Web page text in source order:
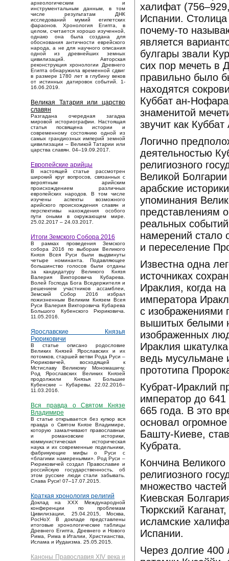
археологическим и
инструментальным данным, в том
числе результатам ДНК
исследований мумий египетских
фараонов. Хронология Египта, в
целом, считается хорошо изученной,
однако она была создана для
обоснования античности еврейского
народа, а не для научного описания
одной из древнейших земных
цивилизаций. Авторская
реконструкция хронологии Древнего
Египта обнаружила временной сдвиг
в размере 1780 лет в глубину веков
от истинных датировок событий. 1-
16.06.2019.
Великая Татария или царство
славян
Разгадана очередная загадка
мировой историографии. Настоящая
статья посвящена истории и
современному состоянию одной из
самых грандиозных империй земной
цивилизации – Великой Татарии или
царства славян. 04–19.09.2017.
Европейские арийцы
В настоящей статье рассмотрен
широкий круг вопросов, связанных с
вероятным арийским
происхождением различных
европейских народов. В том числе
изучены аспекты возможного
арийского происхождения славян и
перспективы нахождения особого
пути оными в окружающем мире.
25.02.2017 – 24.03.2017.
Итоги Земского Собора 2016
В рамках проведения Земского
собора 2016 по выборам Великого
Князя Всея Руси были выдвинуты
четыре номинанта. Подавляющее
большинство голосов были отданы
за кандидатуру Великого Князя
Валерия Викторовича Кубарева.
Волей Господа Бога Вседержителя и
решением участников ассамблеи,
Земский Собор 2016 избрал
пожизненным Великим Князем Всея
Руси Валерия Викторовича Кубарева
Большого Кубенского Рюриковича.
11.05.2016.
Ярославские Князья
Рюриковичи
В статье описано родословие
Великих Князей Ярославских и их
потомков, старшей ветви Рода Руси –
Рюриковичей, восходящей к
Мстиславу Великому Мономашичу.
Род Ярославских Великих Князей
продолжили Князья Большие
Кубенские – Кубаревы. 22.02.2016–
11.03.2016.
Вся правда о Святом Князе
Владимире
В статье открывается без купюр вся
правда о Святом Князе Владимире,
которую замалчивают православные
и романовские историки,
коммунистическая историческая
наука и их современные подельники,
фабрикующие мифы о Руси с
«благими намереньями». Род Руси –
Рюриковичей создал Православие и
российскую государственность, об
этом русские люди стали забывать.
Слава Руси! 07–17.07.2015.
Краткая хронология религий
Доклад на XXX Международной
конференции по проблемам
Цивилизации, 25.04.2015, Москва,
РосНоУ. В докладе представлены
итоговые хронологические таблицы
Древнего Египта, Древнего и Нового
Рима, Рима в Италии, Христианства,
Ислама и Иудаизма. 25.05.2015.
Каноны Православия XIV века и
халифат
Испании.
почему-то
является
булгары звали
сих пор мечеть в
правильно было
находятся
Куббат ан-
знаменитой
звучит как
Логично
деятельностью
религиозного
Великой
арабские
упоминания
представлениям
реальных
намерений стало
и переселение
Известна одна
источниках
Ираклия, когда
императора
с изображениями
вышитых белыми
изображенных
Ираклия
ведь мусульмане
прототипа
Кубрат-Ираклий
император до 641
665 года. В это
основал
Башту-Киеве,
Кубрата.
Кончина
религиозного
множество
Киевская
Тюркский
исламские
Испании.
Через долгие 400